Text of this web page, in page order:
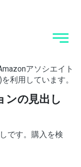
アソシエイト
利用しています。
ンの見出し
です。購入を検